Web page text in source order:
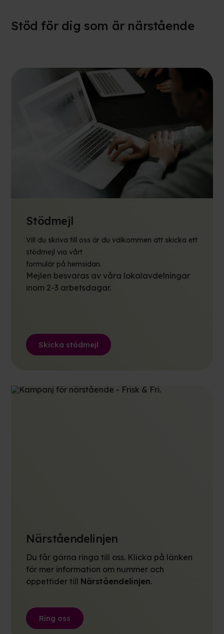
Stöd för dig som är närstående
Stödmejl
Vill du skriva till oss är du välkommen att skicka ett
stödmejl via vårt
formulär på hemsidan.
Mejlen besvaras av våra lokalavdelningar
inom 2-3 arbetsdagar.
Skicka stödmejl
Närståendelinjen
Du får gärna ringa till oss. Klicka på länken
för mer information om nummer och
öppettider till Närståendelinjen.
Ring oss